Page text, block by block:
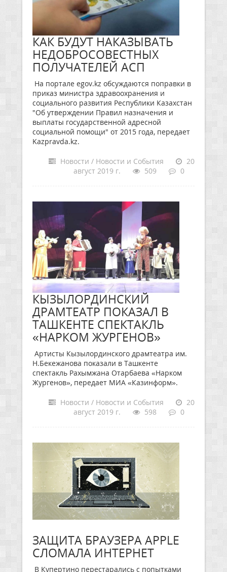
КАК БУДУТ НАКАЗЫВАТЬ
НЕДОБРОСОВЕСТНЫХ
ПОЛУЧАТЕЛЕЙ АСП
На портале egov.kz обсуждаются поправки в
приказ министра здравоохранения и
социального развития Республики Казахстан
"Об утверждении Правил назначения и
выплаты государственной адресной
социальной помощи" от 2015 года, передает
Kazpravda.kz.
Новости / Новости и События
20
август 2019 г.
509 0
КЫЗЫЛОРДИНСКИЙ
ДРАМТЕАТР ПОКАЗАЛ В
ТАШКЕНТЕ СПЕКТАКЛЬ
«НАРКОМ ЖУРГЕНОВ»
Артисты Кызылординского драмтеатра им.
Н.Бекежанова показали в Ташкенте
спектакль Рахымжана Отарбаева «Нарком
Жургенов», передает МИА «Казинформ».
Новости / Новости и События
20
август 2019 г.
598 0
ЗАЩИТА БРАУЗЕРА APPLE
СЛОМАЛА ИНТЕРНЕТ
В Купертино перестарались с попытками